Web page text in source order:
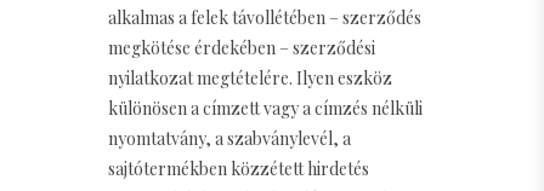
alkalmas a felek távollétében – szerződés
megkötése érdekében – szerződési
nyilatkozat megtételére. Ilyen eszköz
különösen a címzett vagy a címzés nélküli
nyomtatvány, a szabványlevél, a
sajtótermékben közzétett hirdetés